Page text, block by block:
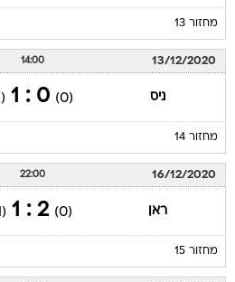
מחזור 13
13/12/2020
14:00
ניס (0)
0 : 1
(1)
מחזור 14
16/12/2020
22:00
ראן (0)
2 : 1
(1)
מחזור 15